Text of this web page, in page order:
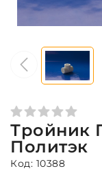
Тройник
Политэк
Код: 10388